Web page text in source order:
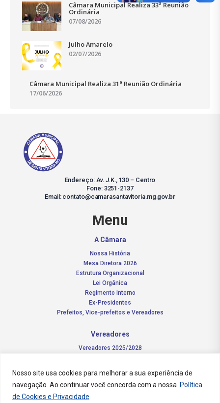
Nosso site usa cookies para melhorar a sua experiência de
navegação. Ao continuar você concorda com a nossa Política
de Cookies e Privacidade
Câmara Municipal Realiza 33ª Reunião
Ordinária
07/08/2026
Julho Amarelo
02/07/2026
Câmara Municipal Realiza 31ª Reunião Ordinária
17/06/2026
Endereço: Av. J.K., 130 – Centro
Fone: 3251-2137
Email: contato@camarasantavitoria.mg.gov.br
Menu
A Câmara
Nossa História
Mesa Diretora 2026
Estrutura Organizacional
Lei Orgânica
Regimento Interno
Ex-Presidentes
Prefeitos, Vice-prefeitos e Vereadores
Vereadores
Vereadores 2025/2028
Notícias